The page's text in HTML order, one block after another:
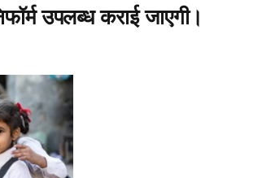
उपलब्ध कराई जाएगी।